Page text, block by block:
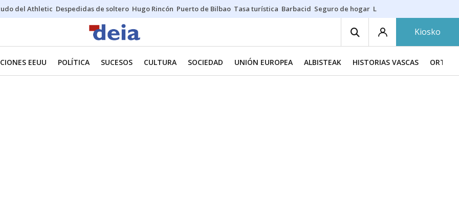
del Athletic Despedidas de soltero Hugo Rincón Puerto de Bilbao Tasa turística Barbacid Seguro de hogar Lío Athletic-Osasuna
Kiosko
EEUU POLÍTICA SUCESOS CULTURA SOCIEDAD UNIÓN EUROPEA ALBISTEAK HISTORIAS VASCAS